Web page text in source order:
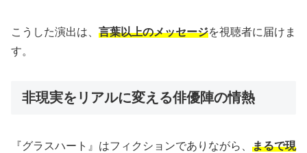
こうした演出は、 言葉以上のメッセージを視聴者に届けま
す。
非現実をリアルに変える俳優陣の情熱
『グラスハート』はフィクションでありながら、 まるで現